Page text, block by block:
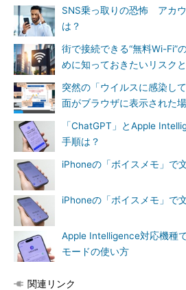
SNS乗っ取りの恐怖 アカ
は？
街で接続できる“無料Wi-
めに知っておきたいリスク
突然の「ウイルスに感染し
面がブラウザに表示された
「ChatGPT」とApple
手順は？
iPhoneの「ボイスメモ」で
iPhoneの「ボイスメモ」で
Apple Intelligence対応機種
モードの使い方
関連リンク